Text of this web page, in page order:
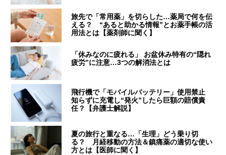
旅先で「常用薬」を切らした…薬局で何を伝
える？ “あると助かる情報”とお薬手帳の活
用法とは【薬剤師に聞く】
「休みなのに疲れる」 お盆休み特有の“隠れ
疲労”に注意…3つの解消法とは
飛行機で「モバイルバッテリー」使用禁止
知らずに充電し“発火”したら巨額の賠償責
任？【弁護士解説】
夏の旅行と重なる…「生理」どう乗り切
る？ 月経移動の方法＆鎮痛薬の適切な使い
方とは【医師に聞く】